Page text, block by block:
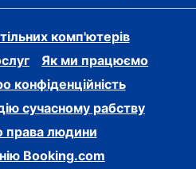
комп'ютерів
Як ми працюємо
конфіденційність
сучасному рабству
права людини
Booking.com